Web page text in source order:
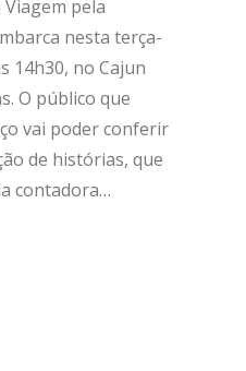
pela
nesta terça-
14h30, no Cajun
O público que
vai poder conferir
de histórias, que
contadora…